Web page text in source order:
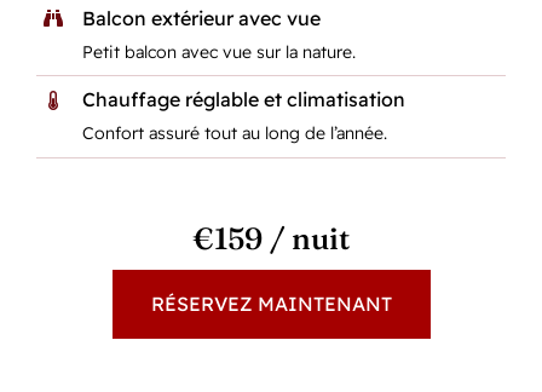
Balcon extérieur avec vue
Petit balcon avec vue sur la nature.
Chauffage réglable et climatisation
Confort assuré tout au long de l’année.
€159 / nuit
RÉSERVEZ MAINTENANT